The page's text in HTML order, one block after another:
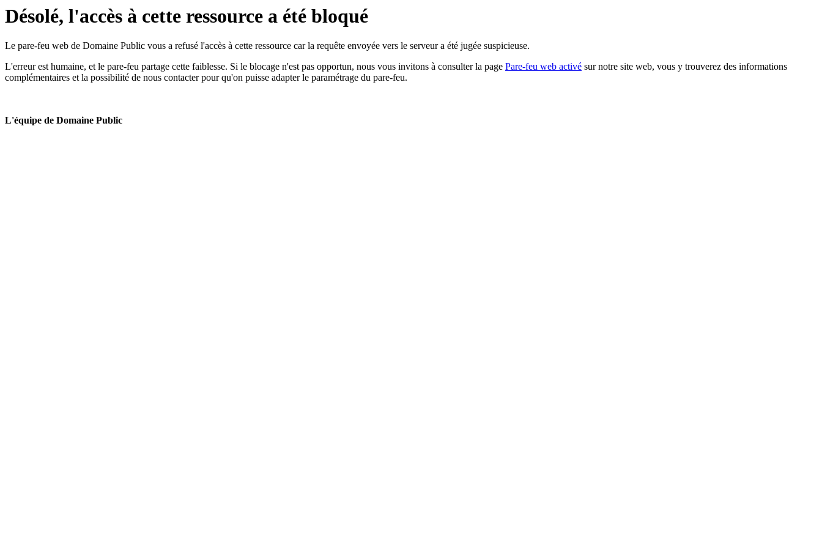
Désolé, l'accès à cette ressource a été bloqué
Le pare-feu web de Domaine Public vous a refusé l'accès à cette ressource car la requête envoyée vers le serveur a été jugée suspicieuse.
L'erreur est humaine, et le pare-feu partage cette faiblesse. Si le blocage n'est pas opportun, nous vous invitons à consulter la page Pare-feu web activé sur notre site web, vous y trouverez des informations
complémentaires et la possibilité de nous contacter pour qu'on puisse adapter le paramétrage du pare-feu.
L'équipe de Domaine Public